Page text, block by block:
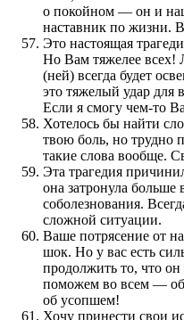
о покойном — он и
наставник по жизни.
Это настоящая
Но Вам тяжелее всех!
(ней) всегда будет
это тяжелый удар для
Если я смогу чем-то
Хотелось бы найти
твою боль, но трудно
такие слова вообще.
Эта трагедия
она затронула
соболезнования.
сложной ситуации.
Ваше потрясение от
шок. Но у вас есть
продолжить то, что
поможем во всем —
об усопшем!
Хочу принести свои